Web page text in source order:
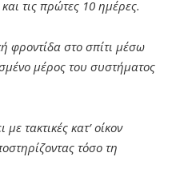
τις πρώτες 10 ημέρες.
φροντίδα στο σπίτι μέσω
μέρος του συστήματος
τακτικές κατ’ οίκον
τόσο τη